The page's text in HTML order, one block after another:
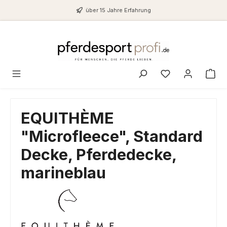
Zum Hauptinhalt springenüber 15 Jahre Erfahrung
Du hast 0
EQUITHÈME
"Microfleece", Standard
Decke, Pferdedecke,
marineblau